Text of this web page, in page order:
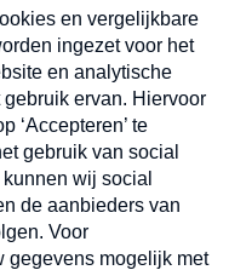
Verzend